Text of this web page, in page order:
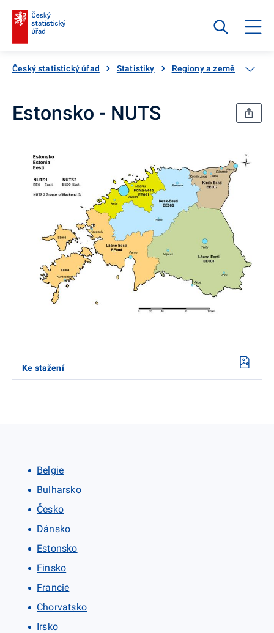
Český statistický úřad Statistiky Regiony a země
Estonsko - NUTS
Ke stažení
Belgie
Bulharsko
Česko
Dánsko
Estonsko
Finsko
Francie
Chorvatsko
Irsko